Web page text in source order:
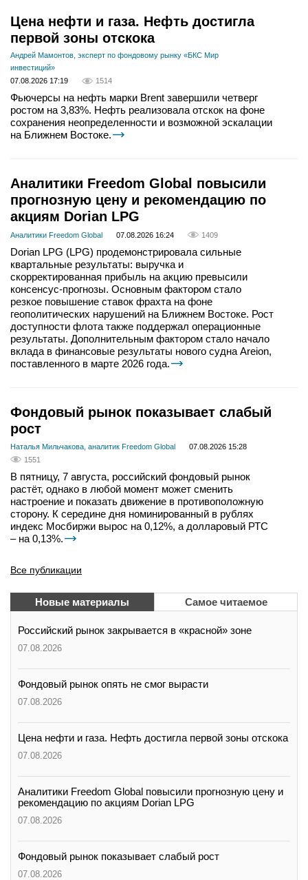
Цена нефти и газа. Нефть достигла
первой зоны отскока
Андрей Мамонтов, эксперт по фондовому рынку «БКС Мир
инвестиций»
07.08.2026 17:19
1514
Фьючерсы на нефть марки Brent завершили четверг
ростом на 3,83%. Нефть реализовала отскок на фоне
сохранения неопределенности и возможной эскалации
на Ближнем Востоке.
Аналитики Freedom Global повысили
прогнозную цену и рекомендацию по
акциям Dorian LPG
Аналитики Freedom Global 07.08.2026 16:24 1409
Dorian LPG (LPG) продемонстрировала сильные
квартальные результаты: выручка и
скорректированная прибыль на акцию превысили
консенсус-прогнозы. Основным фактором стало
резкое повышение ставок фрахта на фоне
геополитических нарушений на Ближнем Востоке. Рост
доступности флота также поддержал операционные
результаты. Дополнительным фактором стало начало
вклада в финансовые результаты нового судна Areion,
поставленного в марте 2026 года.
Фондовый рынок показывает слабый
рост
Наталья Мильчакова, аналитик Freedom Global
07.08.2026 15:28
1551
В пятницу, 7 августа, российский фондовый рынок
растёт, однако в любой момент может сменить
настроение и показать движение в противоположную
сторону. К середине дня номинированный в рублях
индекс Мосбиржи вырос на 0,12%, а долларовый РТС
– на 0,13%.
Все публикации
Новые материалы Самое читаемое
Российский рынок закрывается в «красной» зоне
07.08.2026
Фондовый рынок опять не смог вырасти
07.08.2026
Цена нефти и газа. Нефть достигла первой зоны отскока
07.08.2026
Аналитики Freedom Global повысили прогнозную цену и
рекомендацию по акциям Dorian LPG
07.08.2026
Фондовый рынок показывает слабый рост
07.08.2026